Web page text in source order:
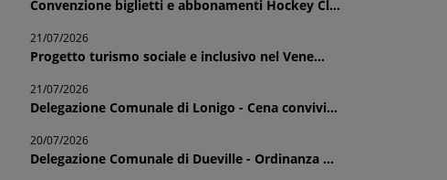
Convenzione biglietti e abbonamenti Hockey Cl...
21/07/2026
Progetto turismo sociale e inclusivo nel Vene...
21/07/2026
Delegazione Comunale di Lonigo - Cena convivi...
20/07/2026
Delegazione Comunale di Dueville - Ordinanza ...